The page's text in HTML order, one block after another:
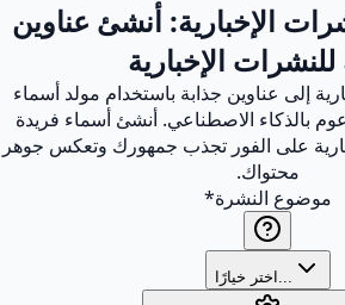
الإخبارية: أنشئ عناوين
الإخبارية
إلى عناوين جذابة باستخدام مولد أسماء
بالذكاء الاصطناعي. أنشئ أسماء فريدة
على الفور تجذب جمهورك وتعكس جوهر
محتواك.
موضوع النشرة*
اختر خيارًا...